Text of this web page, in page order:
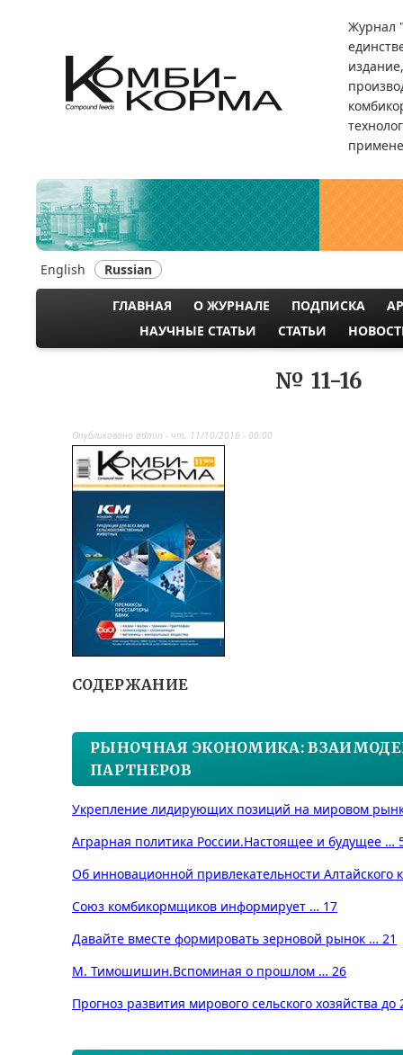
Журнал
English Russian
NAVIGATION
ГЛАВНАЯ О ЖУРНАЛЕ ПОДПИСКА
НАУЧНЫЕ СТАТЬИ
СТАТЬИ
№ 11-16
Опубликовано admin - чт, 11/10/2016 - 00:00
СОДЕРЖАНИЕ
РЫНОЧНАЯ ЭКОНОМИКА:
ПАРТНЕРОВ
Укрепление лидирующих позиций на мировом
Аграрная политика России.Настоящее и будущее …
Об инновационной привлекательности Алтайского
Союз комбикормщиков информирует … 17
Давайте вместе формировать зерновой рынок … 21
М. Тимошишин.Вспоминая о прошлом … 26
Прогноз развития мирового сельского хозяйства до